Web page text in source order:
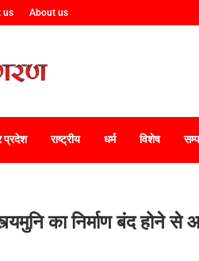
us About us
प्रदेश राष्ट्रीय धर्म विशेष
का निर्माण बंद होने